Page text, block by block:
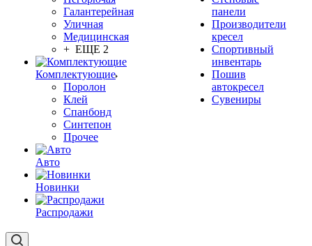
Галантерейная
Уличная
Медицинская
+ ЕЩЕ 2
Комплектующие
Поролон
Клей
Спанбонд
Синтепон
Прочее
Авто
Новинки
Распродажи
панели
Производители
кресел
Спортивный
инвентарь
Пошив
автокресел
Сувениры